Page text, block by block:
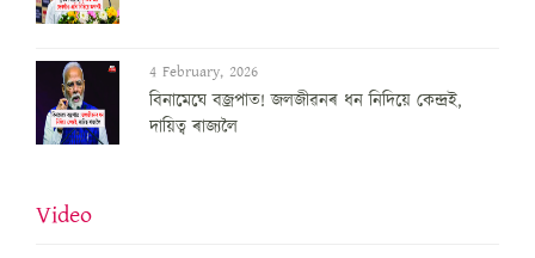
4 February, 2026
বিনামেঘে বজ্ৰপাত! জলজীৱনৰ ধন নিদিয়ে কেন্দ্ৰই,
দায়িত্ব ৰাজ্যলৈ
Video